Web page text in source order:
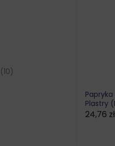
(10)
Plastry
24,76 zł